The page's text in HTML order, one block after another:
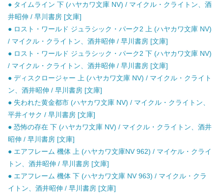
● タイムライン 下 (ハヤカワ文庫 NV) / マイクル・クライトン、酒
井昭伸 / 早川書房 [文庫]
● ロスト・ワールド ジュラシック・パーク2 上 (ハヤカワ文庫 NV)
/ マイクル・クライトン、酒井昭伸 / 早川書房 [文庫]
● ロスト・ワールド ジュラシック・パーク2 下 (ハヤカワ文庫 NV)
/ マイクル・クライトン、酒井昭伸 / 早川書房 [文庫]
● ディスクロージャー 上 (ハヤカワ文庫 NV) / マイクル・クライト
ン、酒井昭伸 / 早川書房 [文庫]
● 失われた黄金都市 (ハヤカワ文庫 NV) / マイクル・クライトン、
平井イサク / 早川書房 [文庫]
● 恐怖の存在 下 (ハヤカワ文庫 NV) / マイクル・クライトン、酒井
昭伸 / 早川書房 [文庫]
● エアフレーム 機体 上 (ハヤカワ文庫NV 962) / マイケル・クライ
トン、酒井昭伸 / 早川書房 [文庫]
● エアフレーム 機体 下 (ハヤカワ文庫 NV 963) / マイクル・クラ
イトン、酒井昭伸 / 早川書房 [文庫]